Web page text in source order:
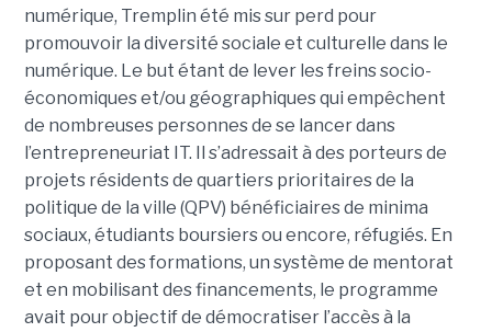
numérique, Tremplin été mis sur perd pour
promouvoir la diversité sociale et culturelle dans le
numérique. Le but étant de lever les freins socio-
économiques et/ou géographiques qui empêchent
de nombreuses personnes de se lancer dans
l’entrepreneuriat IT. Il s’adressait à des porteurs de
projets résidents de quartiers prioritaires de la
politique de la ville (QPV) bénéficiaires de minima
sociaux, étudiants boursiers ou encore, réfugiés. En
proposant des formations, un système de mentorat
et en mobilisant des financements, le programme
avait pour objectif de démocratiser l’accès à la